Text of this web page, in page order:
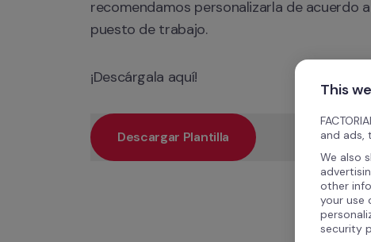
recomendamos personalizarla de acuerdo
puesto de trabajo.
¡Descárgala aquí!
Descargar Plantilla
This
and ads,
We also
other
your use
security